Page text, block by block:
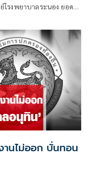
รงพยาบาลระนอง ยอด
ประสงค์
นไม่ออก บั่นทอน